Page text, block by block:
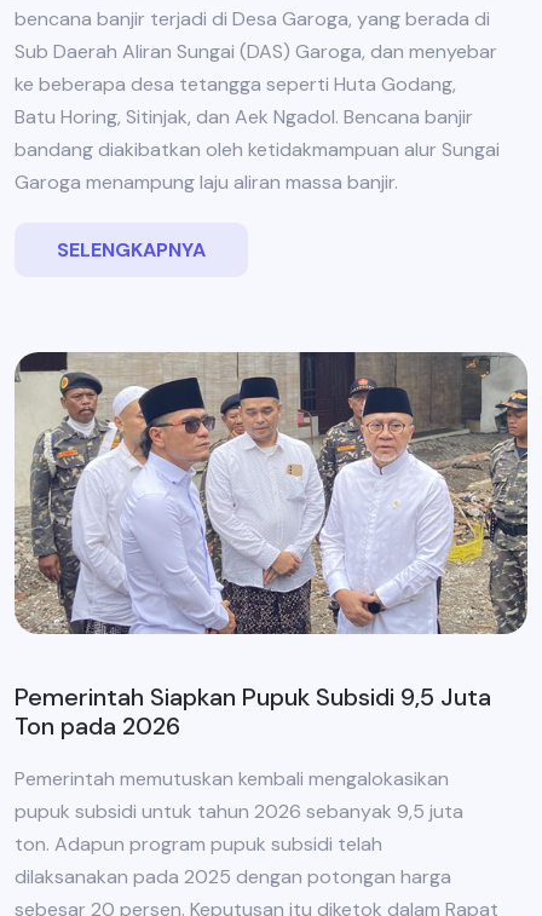
bencana banjir terjadi di Desa Garoga, yang berada di
Sub Daerah Aliran Sungai (DAS) Garoga, dan menyebar
ke beberapa desa tetangga seperti Huta Godang,
Batu Horing, Sitinjak, dan Aek Ngadol. Bencana banjir
bandang diakibatkan oleh ketidakmampuan alur Sungai
Garoga menampung laju aliran massa banjir.
SELENGKAPNYA
Pemerintah Siapkan Pupuk Subsidi 9,5 Juta
Ton pada 2026
Pemerintah memutuskan kembali mengalokasikan
pupuk subsidi untuk tahun 2026 sebanyak 9,5 juta
ton. Adapun program pupuk subsidi telah
dilaksanakan pada 2025 dengan potongan harga
sebesar 20 persen. Keputusan itu diketok dalam Rapat